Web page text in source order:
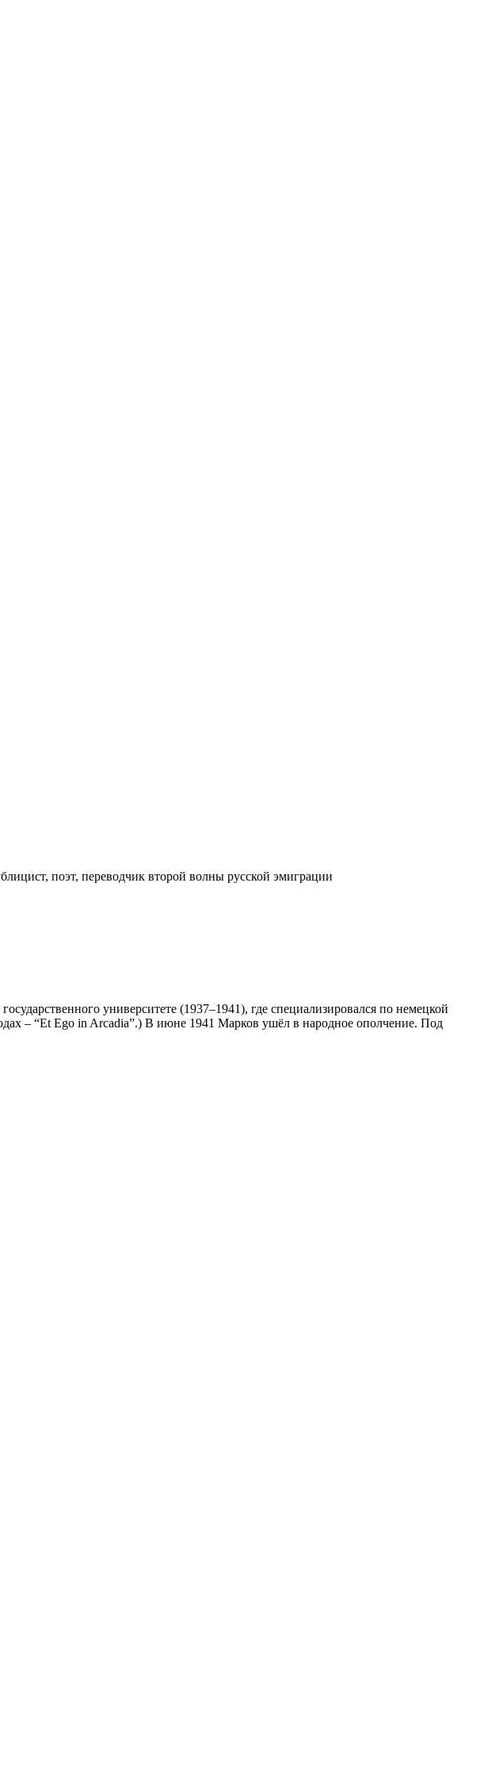
поэт, переводчик второй волны русской эмиграции
университете (1937–1941), где специализировался по немецкой
– “Et Ego in Arcadia”.) В июне 1941 Марков ушёл в народное ополчение. Под